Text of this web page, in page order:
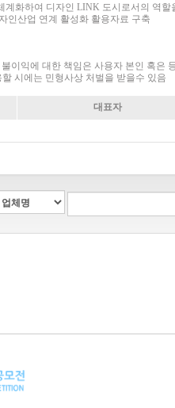
계화하여 디자인 LINK 도시로서의 역
인산업 연계 활성화 활용자료 구축
이익에 대한 책임은 사용자 본인 혹은
시에는 민형사상 처벌을 받을수 있음
대표자